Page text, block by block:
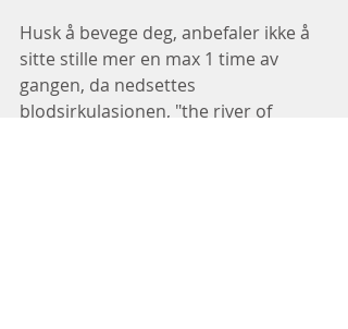
Husk å bevege deg, anbefaler ikke å
sitte stille mer en max 1 time av
gangen, da nedsettes
blodsirkulasjonen, "the river of